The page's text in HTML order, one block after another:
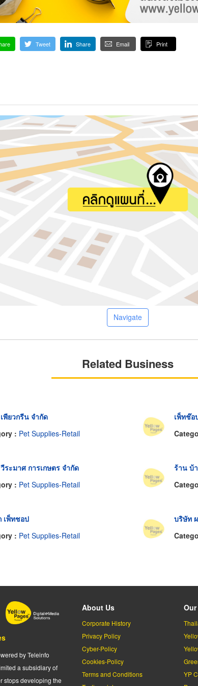
Tweet Share Email Print
Navigate
Related Business
พียวกรีน จำกัด
: Pet Supplies-Retail
เพ็ทช๊อ
ระมาศ การเกษตร จำกัด
: Pet Supplies-Retail
ร้าน บ้
เพ็ทชอป
: Pet Supplies-Retail
บริษัท
by Teleinfo
a subsidiary of
stops developing the
About Us
Corporate History
Privacy Policy
Cyber-Policy
Cookies-Policy
Terms and Conditions
YP